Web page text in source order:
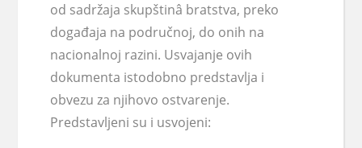
od sadržaja skupštinâ bratstva, preko
događaja na područnoj, do onih na
nacionalnoj razini. Usvajanje ovih
dokumenta istodobno predstavlja i
obvezu za njihovo ostvarenje.
Predstavljeni su i usvojeni: